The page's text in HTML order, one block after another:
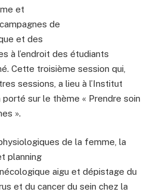
et
de
et des
à l’endroit des étudiants
Cette troisième session qui,
sessions, a lieu à l’Institut
sur le thème « Prendre soin
».
de la femme, la
planning
aigu et dépistage du
et du cancer du sein chez la